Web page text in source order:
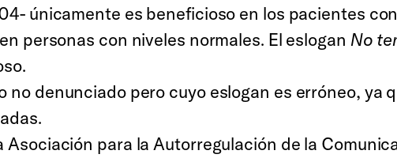
únicamente es beneficioso en los pacientes
en personas con niveles normales. El eslogan No
no denunciado pero cuyo eslogan es erróneo, ya
Asociación para la Autorregulación de la